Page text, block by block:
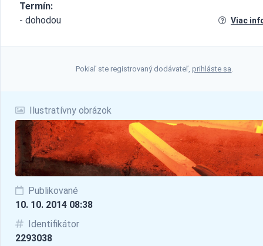
Ilustratívny obrázok
Publikované
10. 10. 2014 08:38
Identifikátor
2293038
Termín:
- dohodou
Viac
Pokiaľ ste registrovaný dodávateľ,prihláste sa.